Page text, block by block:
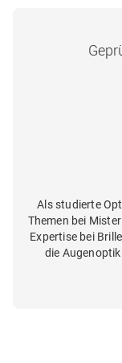
Als studierte
Themen bei
Expertise bei
die